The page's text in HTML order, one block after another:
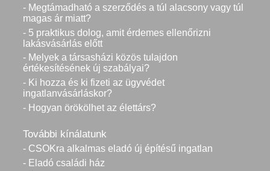
- Megtámadható a szerződés a túl alacsony vagy túl
magas ár miatt?
- 5 praktikus dolog, amit érdemes ellenőrizni
lakásvásárlás előtt
- Melyek a társasházi közös tulajdon
értékesítésének új szabályai?
- Ki hozza és ki fizeti az ügyvédet
ingatlanvásárláskor?
- Hogyan örökölhet az élettárs?
További kínálatunk
- CSOKra alkalmas eladó új építésű ingatlan
- Eladó családi ház